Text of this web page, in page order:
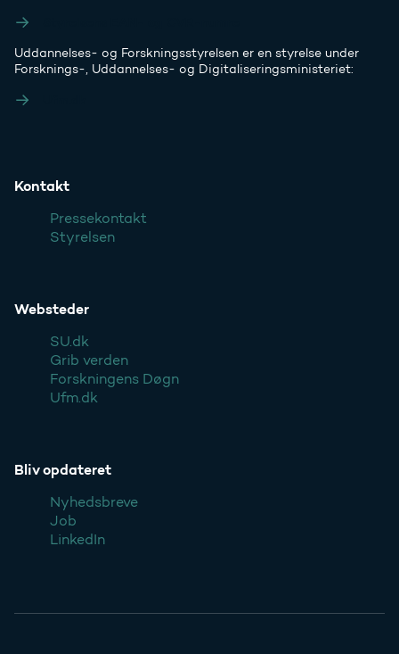
Uddannelses- og Forskningsstyrelsen er en styrelse under
Forsknings-, Uddannelses- og Digitaliseringsministeriet:
Kontakt
Pressekontakt
Styrelsen
Websteder
SU.dk
Grib verden
Forskningens Døgn
Ufm.dk
Bliv opdateret
Nyhedsbreve
Job
LinkedIn